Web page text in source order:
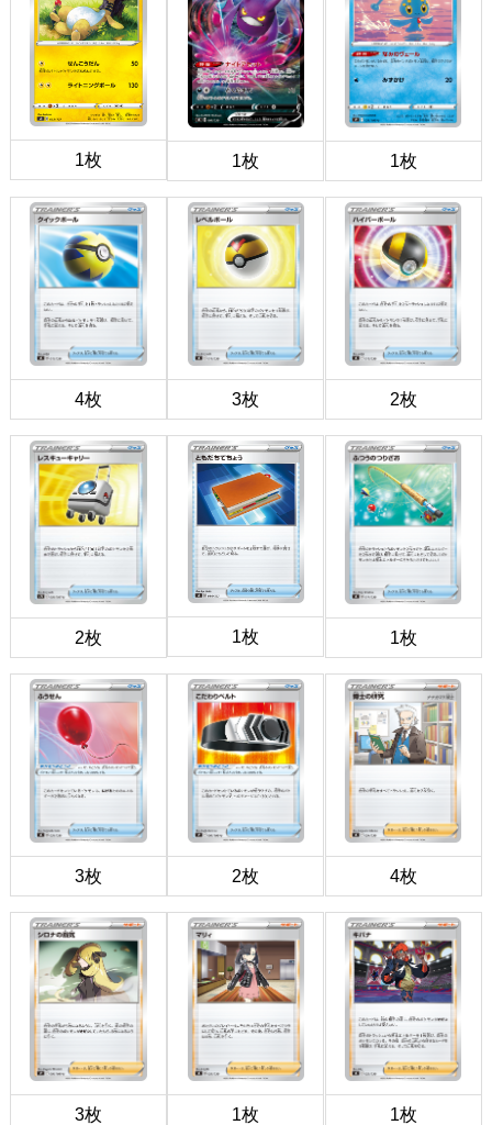
1枚 1枚 1枚
4枚 3枚 2枚
2枚 1枚 1枚
3枚 2枚 4枚
3枚 1枚 1枚